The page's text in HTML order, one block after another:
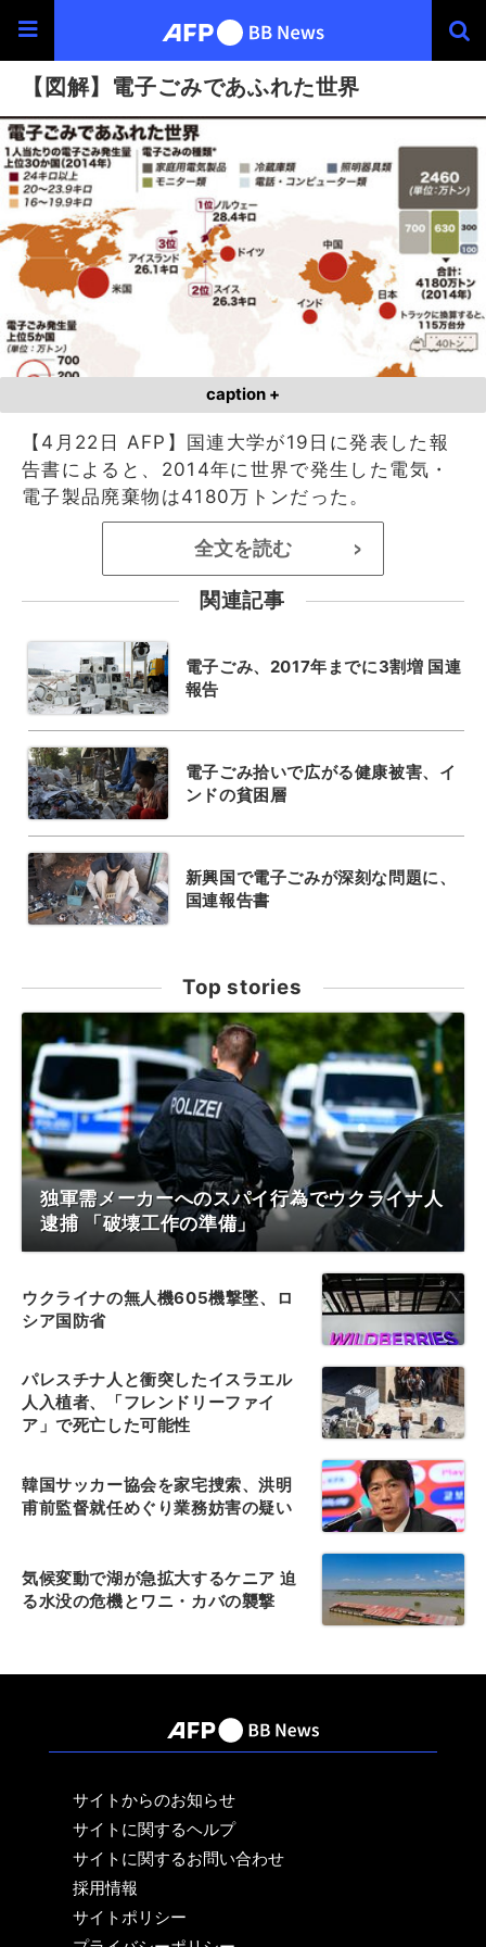
【図解】電子ごみであふれた世界
caption +
【4月22日 AFP】国連大学が19日に発表した報
告書によると、2014年に世界で発生した電気・
電子製品廃棄物は4180万トンだった。
全文を読む >
関連記事
電子ごみ、2017年までに3割増 国連
報告
電子ごみ拾いで広がる健康被害、イ
ンドの貧困層
新興国で電子ごみが深刻な問題に、
国連報告書
Top stories
独軍需メーカーへのスパイ行為でウクライナ人
逮捕 「破壊工作の準備」
ウクライナの無人機605機撃墜、ロ
シア国防省
パレスチナ人と衝突したイスラエル
人入植者、「フレンドリーファイ
ア」で死亡した可能性
韓国サッカー協会を家宅捜索、洪明
甫前監督就任めぐり業務妨害の疑い
気候変動で湖が急拡大するケニア 迫
る水没の危機とワニ・カバの襲撃
サイトからのお知らせ
サイトに関するヘルプ
サイトに関するお問い合わせ
採用情報
サイトポリシー